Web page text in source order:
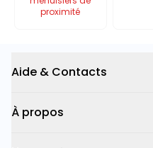
proximité
Aide & Contacts
À propos